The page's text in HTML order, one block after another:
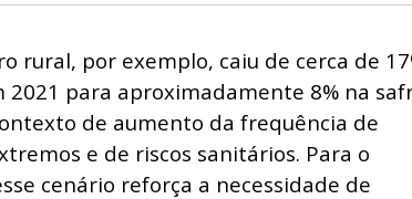
rural, por exemplo, caiu de cerca de
2021 para aproximadamente 8% na
de aumento da frequência de
e de riscos sanitários. Para o
cenário reforça a necessidade de